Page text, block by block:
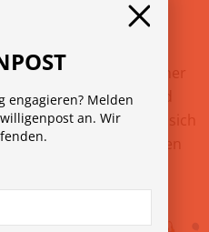
Oktober die 12. Wiener
100 Organisationen und
Rathaus. Lassen Sie sich
nehmen Sie am bunten
engagieren? Melden
an. Wir